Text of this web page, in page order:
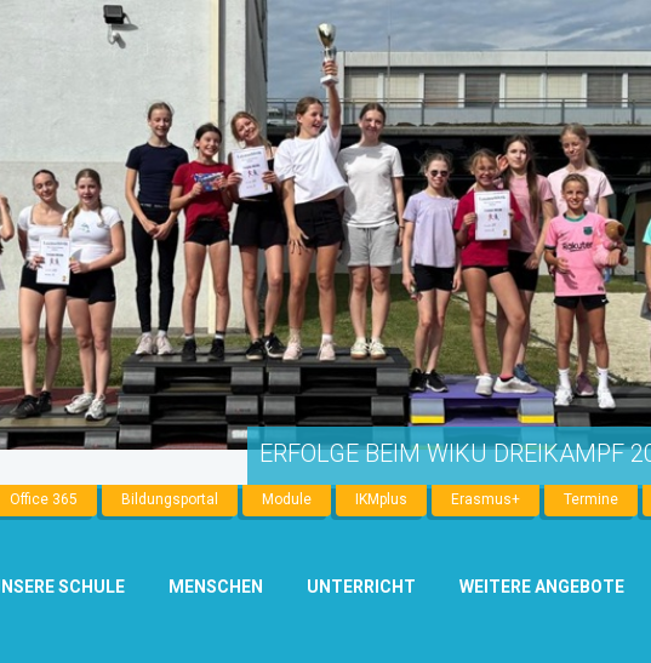
ERFOLGE BEIM WIKU DREIKAMPF
Office 365 Bildungsportal Module IKMplus Erasmus+ Termine
SCHULE MENSCHEN UNTERRICHT WEITERE ANGEBOTE